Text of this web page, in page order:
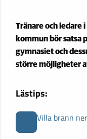
Tränare och ledare
kommun bör satsa
gymnasiet och
större möjligheter
Lästips:
Villa brann